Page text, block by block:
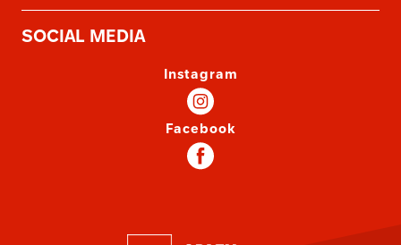
SOCIAL MEDIA
Instagram
Facebook